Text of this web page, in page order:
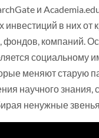
и
инвестиций в них от
фондов, компаний.
социальному
меняют старую
научного знания,
ненужные